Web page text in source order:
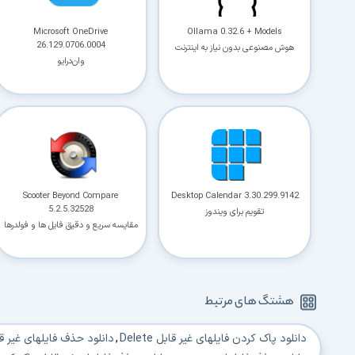
Ollama 0.32.6 + Models
هوش مصنوعی بدون نیاز به اینترنت
Microsoft OneDrive
26.129.0706.0004
وان‌درایو
Desktop Calendar 3.30.299.9142
تقویم برای ویندوز
Scooter Beyond Compare
5.2.5.32528
مقایسه سریع و دقیق فایل ها و فولدرها
هشتگ های مرتبط
دانلود پاک کردن فایلهای غیر قابل Delete ,دانلود حذف فایلهای